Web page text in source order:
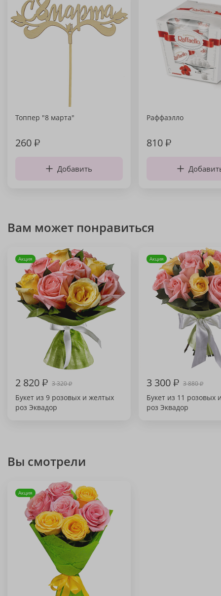
Топпер "8 марта"
260₽
Добавить
Раффаэлло
810₽
Вам может понравиться
Акция
2 820₽ 3 320₽
Букет из 9 розовых и желтых
роз Эквадор
Акция
3 300₽ 3 880₽
Букет из 11 розовых
роз Эквадор
Вы смотрели
Акция